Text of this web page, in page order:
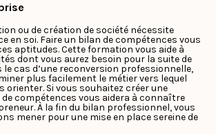
ou de création de société nécessite
en soi. Faire un bilan de compétences vous
aptitudes. Cette formation vous aide à
dont vous aurez besoin pour la suite de
le cas d’une reconversion professionnelle,
plus facilement le métier vers lequel
orienter. Si vous souhaitez créer une
compétences vous aidera à connaître
À la fin du bilan professionnel, vous
mener pour une mise en place sereine de